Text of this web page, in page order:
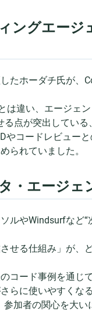
ングエージ
たホーダチ氏が、
は違い、エージェ
点が突出している
やコードレビュー
られていました。
・エージェ
ルやWindsurfなど
せる仕組み」が
コード事例を通じ
らに使いやすくな
加者の関心を大い